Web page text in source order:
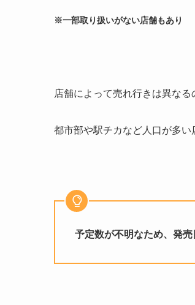
※一部取り扱いがない店舗もあり
店舗によって売れ行きは異なる
都市部や駅チカなど人口が多い
予定数が不明なため、発